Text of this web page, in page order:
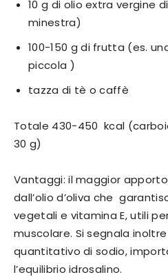
10 g di olio extra vergine
minestra)
100-150 g di frutta (es.
piccola )
tazza di tè o caffè
Totale 430-450 kcal
30 g)
Vantaggi: il maggior
dall’olio d’oliva che
vegetali e vitamina E, utili
muscolare. Si segnala
quantitativo di sodio,
l’equilibrio idrosalino.